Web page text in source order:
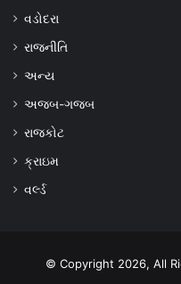
વડોદરા
રાજનીતિ
અન્ય
અજબ-ગજબ
રાજકોટ
ક્રાઇમ
વર્લ્ડ
© Copyright 2026, All